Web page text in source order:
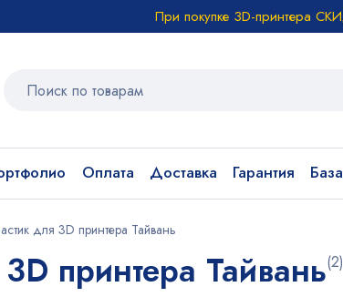
При покупке 3D-принтера
Оплата Доставка Гарантия
для 3D принтера Тайвань
принтера Тайвань(2)